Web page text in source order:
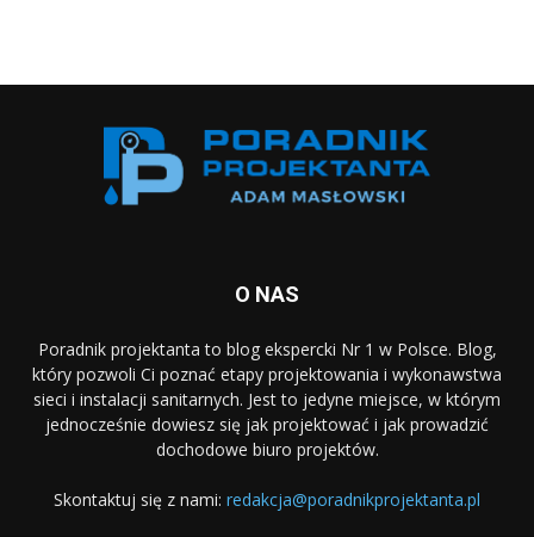
O NAS
Poradnik projektanta to blog ekspercki Nr 1 w Polsce. Blog,
który pozwoli Ci poznać etapy projektowania i wykonawstwa
sieci i instalacji sanitarnych. Jest to jedyne miejsce, w którym
jednocześnie dowiesz się jak projektować i jak prowadzić
dochodowe biuro projektów.
Skontaktuj się z nami: redakcja@poradnikprojektanta.pl